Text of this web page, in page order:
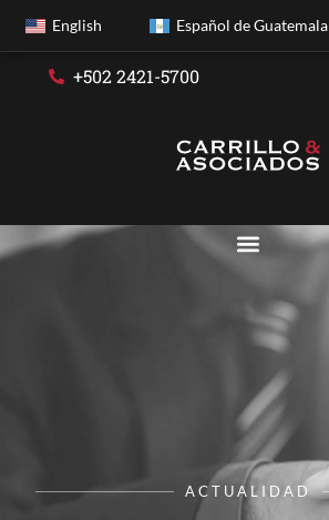
English Español de Guatemala
+502 2421-5700
ACTUALIDAD